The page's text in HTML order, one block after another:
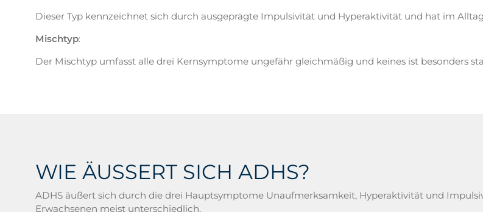
Dieser Typ kennzeichnet sich durch ausgeprägte Impulsivität und Hyperaktivität und hat im
Mischtyp:
Der Mischtyp umfasst alle drei Kernsymptome ungefähr gleichmäßig und keines ist besonders
WIE ÄUSSERT SICH ADHS?
ADHS äußert sich durch die drei Hauptsymptome Unaufmerksamkeit, Hyperaktivität und
Erwachsenen meist unterschiedlich.